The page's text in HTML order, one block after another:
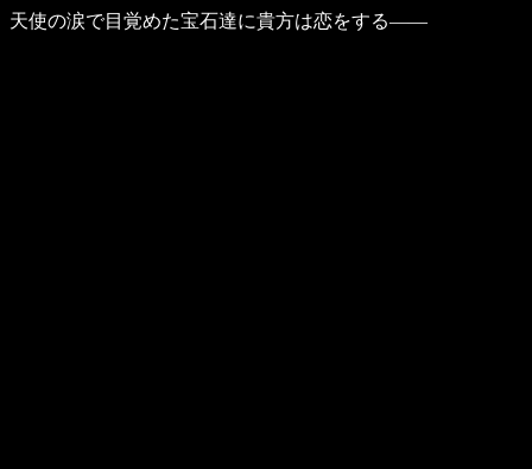
天使の涙で目覚めた宝石達に貴方は恋をする――